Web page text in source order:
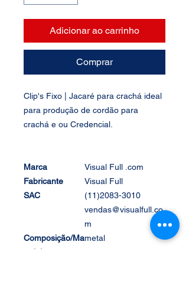
Adicionar ao carrinho
Comprar
Clip's Fixo | Jacaré para crachá ideal
para produção de cordão para
crachá e ou Credencial.
Marca
Visual Full .com
Fabricante
Visual Full
SAC
(11)2083-3010
vendas@visualfull.co
m
Composição/Ma
terial
metal